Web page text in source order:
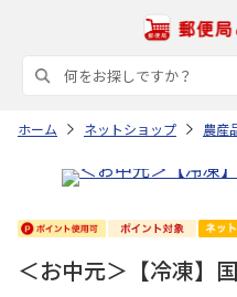
ホーム ネットショップ 農産
＜お中元＞【冷凍】